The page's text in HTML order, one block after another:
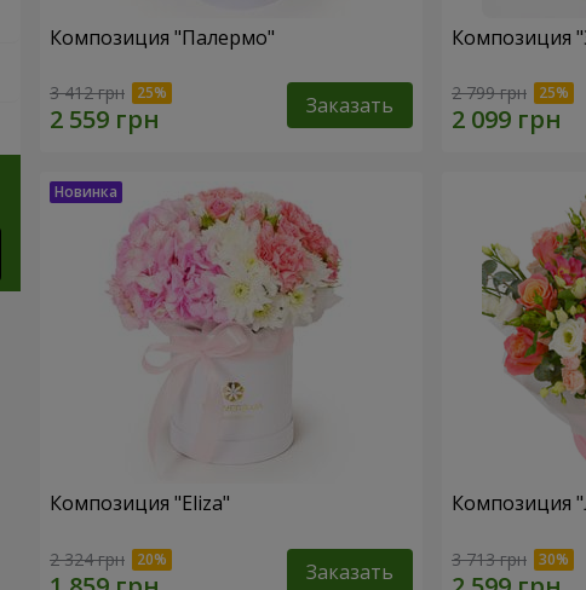
Композиция "Палермо"
3 412 грн Заказать
Композиция
2 799 грн
Композиция "Eliza"
2 324 грн Заказать
Композиция
3 713 грн